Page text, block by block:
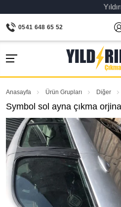
0541 648 65 52
Anasayfa Ürün Grupları Diğer
Symbol sol ayna çıkma